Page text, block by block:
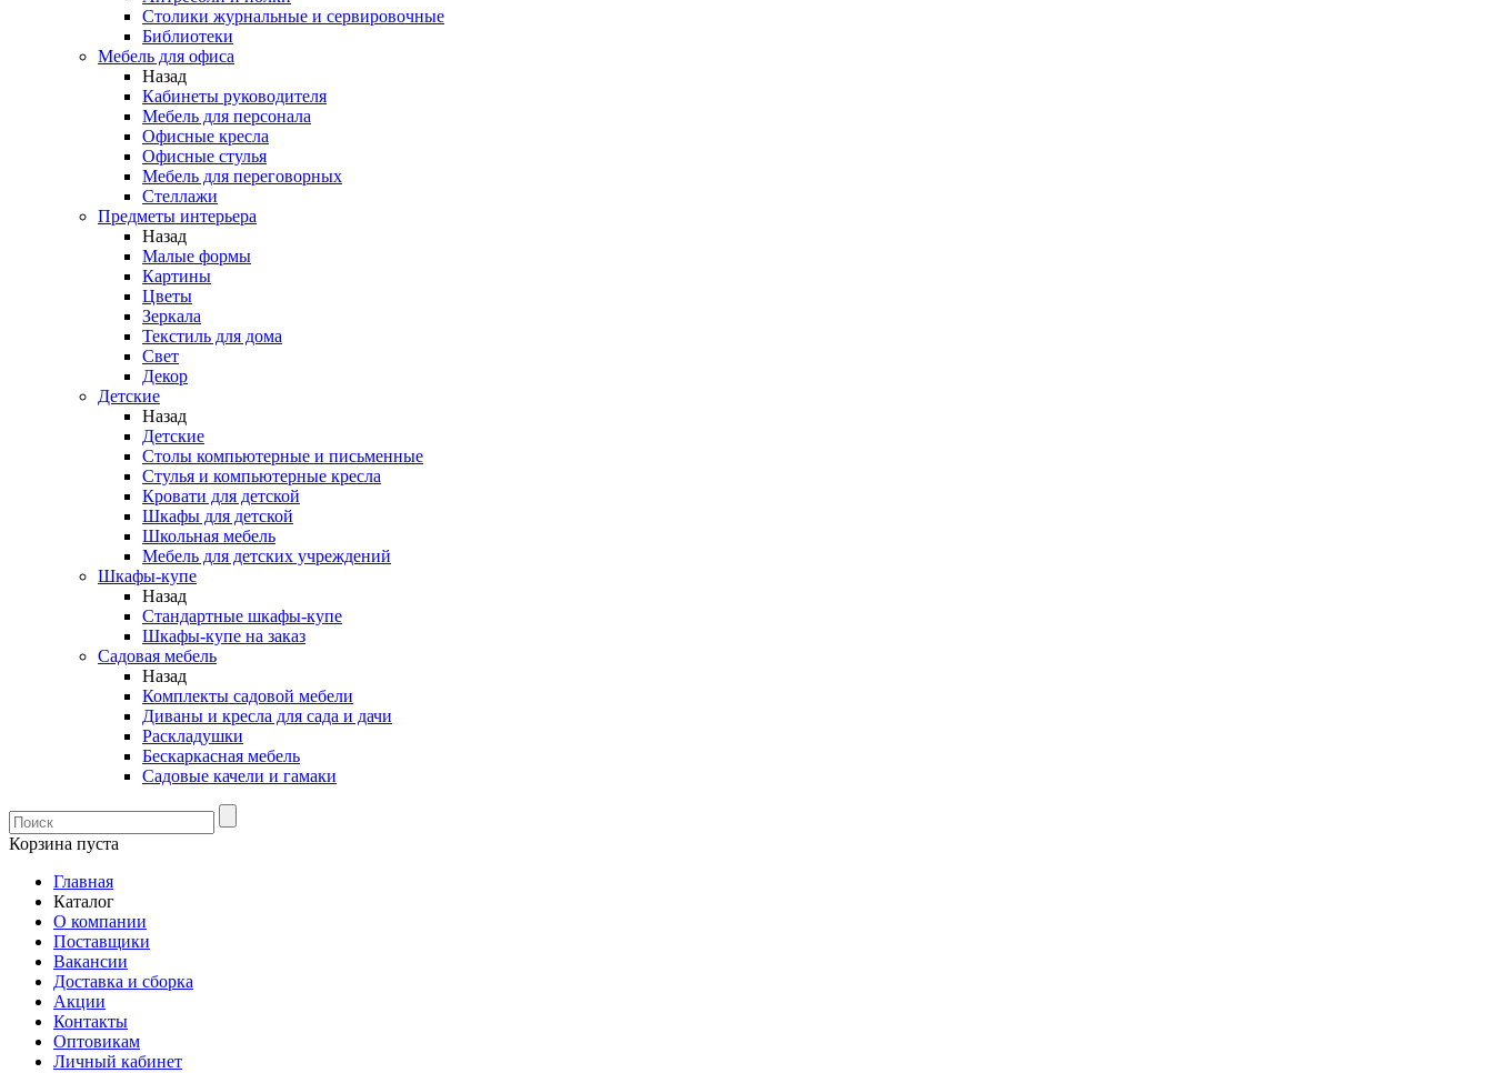
Столики журнальные и сервировочные
Библиотеки
Мебель для офиса
Назад
Кабинеты руководителя
Мебель для персонала
Офисные кресла
Офисные стулья
Мебель для переговорных
Стеллажи
Предметы интерьера
Назад
Малые формы
Картины
Цветы
Зеркала
Текстиль для дома
Свет
Декор
Детские
Назад
Детские
Столы компьютерные и письменные
Стулья и компьютерные кресла
Кровати для детской
Шкафы для детской
Школьная мебель
Мебель для детских учреждений
Шкафы-купе
Назад
Стандартные шкафы-купе
Шкафы-купе на заказ
Садовая мебель
Назад
Комплекты садовой мебели
Диваны и кресла для сада и дачи
Раскладушки
Бескаркасная мебель
Садовые качели и гамаки
Корзина пуста
Главная
Каталог
О компании
Поставщики
Вакансии
Доставка и сборка
Акции
Контакты
Оптовикам
Личный кабинет